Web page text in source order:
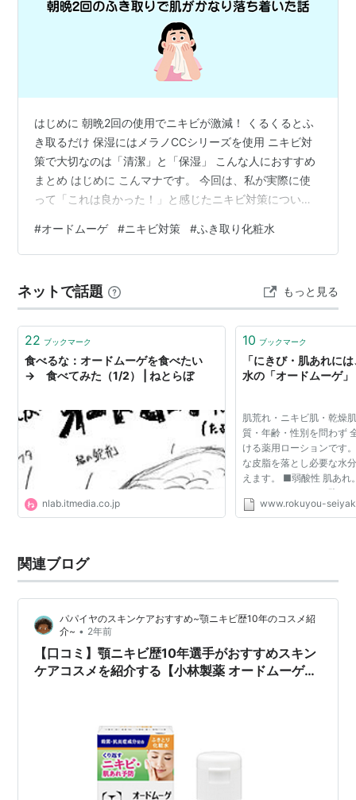
はじめに 朝晩2回の使用でニキビが激減！ くるくるとふ
き取るだけ 保湿にはメラノCCシリーズを使用 ニキビ対
策で大切なのは「清潔」と「保湿」 こんな人におすすめ
まとめ はじめに こんマナです。 今回は、私が実際に使
って「これは良かった！」と感じたニキビ対策について
です。 「ニキビがなかなか治らない」「小鼻やあご周り
がベタつく」「鼻の下にポツポツできやすい」 そんな悩
す。 朝晩2回の使用でニキビが激減！ 私は以前、おで
こ・小鼻・鼻の下に繰り返しニキビができていました。
特に気になっていたの…
#オードムーゲ #ニキビ対策 #ふき取り化粧水
ネットで話題 もっと見る
22 ブックマーク
食べるな：オードムーゲを食べたい
→ 食べてみた（1/2） | ねとらぼ
nlab.itmedia.co.jp
10 ブックマーク
「にきび・肌あれに
水の「オードムーゲ
肌荒れ・ニキビ肌・乾燥
質・年齢・性別を問わず
ける薬用ローションです
な皮脂を落とし必要な水
えます。 ■弱酸性 肌あれ
も・ひび・にきびを防ぐ
肌を清浄にする。肌をと
www.rokuyou-
関連ブログ
パパイヤのスキンケアおすすめ~顎ニキビ歴10年のコスメ紹
介~ • 2年前
【口コミ】顎ニキビ歴10年選手がおすすめスキン
ケアコスメを紹介する【小林製薬 オードムーゲ薬